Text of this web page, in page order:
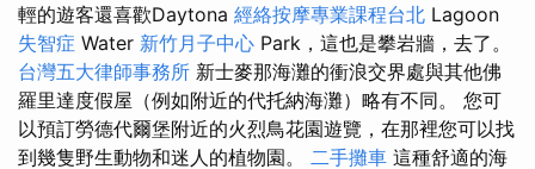
輕的遊客還喜歡Daytona 經絡按摩專業課程台北 Lagoon
失智症 Water 新竹月子中心 Park，這也是攀岩牆，去了。
台灣五大律師事務所 新士麥那海灘的衝浪交界處與其他佛
羅里達度假屋（例如附近的代托納海灘）略有不同。 您可
以預訂勞德代爾堡附近的火烈鳥花園遊覽，在那裡您可以找
到幾隻野生動物和迷人的植物園。 二手攤車 這種舒適的海